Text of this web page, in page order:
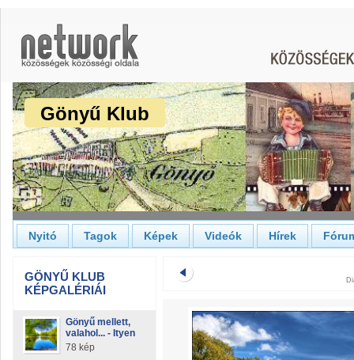
Gönyű Klub
Nyitó Tagok Képek Videók Hírek
GÖNYŰ KLUB
KÉPGALÉRIÁI
Gönyű mellett,
valahol... - Ityen
78 kép